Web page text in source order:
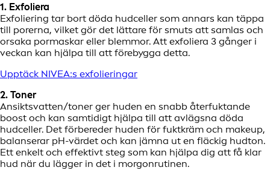
1. Exfoliera
Exfoliering tar bort döda hudceller som annars kan täppa
till porerna, vilket gör det lättare för smuts att samlas och
orsaka pormaskar eller blemmor. Att exfoliera 3 gånger i
veckan kan hjälpa till att förebygga detta.
Upptäck NIVEA:s exfolieringar
2. Toner
Ansiktsvatten/toner ger huden en snabb återfuktande
boost och kan samtidigt hjälpa till att avlägsna döda
hudceller. Det förbereder huden för fuktkräm och makeup,
balanserar pH-värdet och kan jämna ut en fläckig hudton.
Ett enkelt och effektivt steg som kan hjälpa dig att få klar
hud när du lägger in det i morgonrutinen.